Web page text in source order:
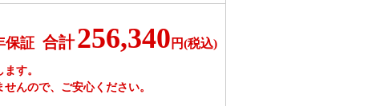
保証 合計256,340 円(税込)
す。
んので、ご安心ください。